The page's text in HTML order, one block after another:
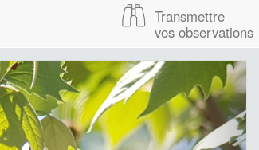
Transmettre
vos observations